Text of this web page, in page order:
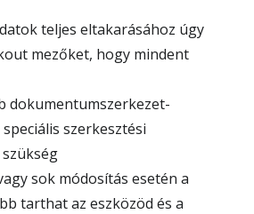
teljes eltakarásához úgy
mezőket, hogy mindent
dokumentumszerkezet-
szerkesztési
sok módosítás esetén a
tarthat az eszközöd és a